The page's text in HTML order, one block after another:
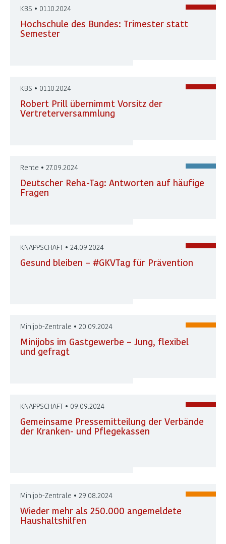
KBS • 01.10.2024
Hochschule des Bundes: Trimester statt
Semester
KBS • 01.10.2024
Robert Prill übernimmt Vorsitz der
Vertreterversammlung
Rente • 27.09.2024
Deutscher Reha-Tag: Antworten auf häufige
Fragen
KNAPPSCHAFT • 24.09.2024
Gesund bleiben – #GKVTag für Prävention
Minijob-Zentrale • 20.09.2024
Minijobs im Gastgewerbe – Jung, flexibel
und gefragt
KNAPPSCHAFT • 09.09.2024
Gemeinsame Pressemitteilung der Verbände
der Kranken- und Pflegekassen
Minijob-Zentrale • 29.08.2024
Wieder mehr als 250.000 angemeldete
Haushaltshilfen